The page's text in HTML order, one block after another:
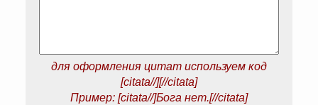
для оформления цитат используем код
[citata//][//citata]
Пример: [citata//]Бога нет.[//citata]